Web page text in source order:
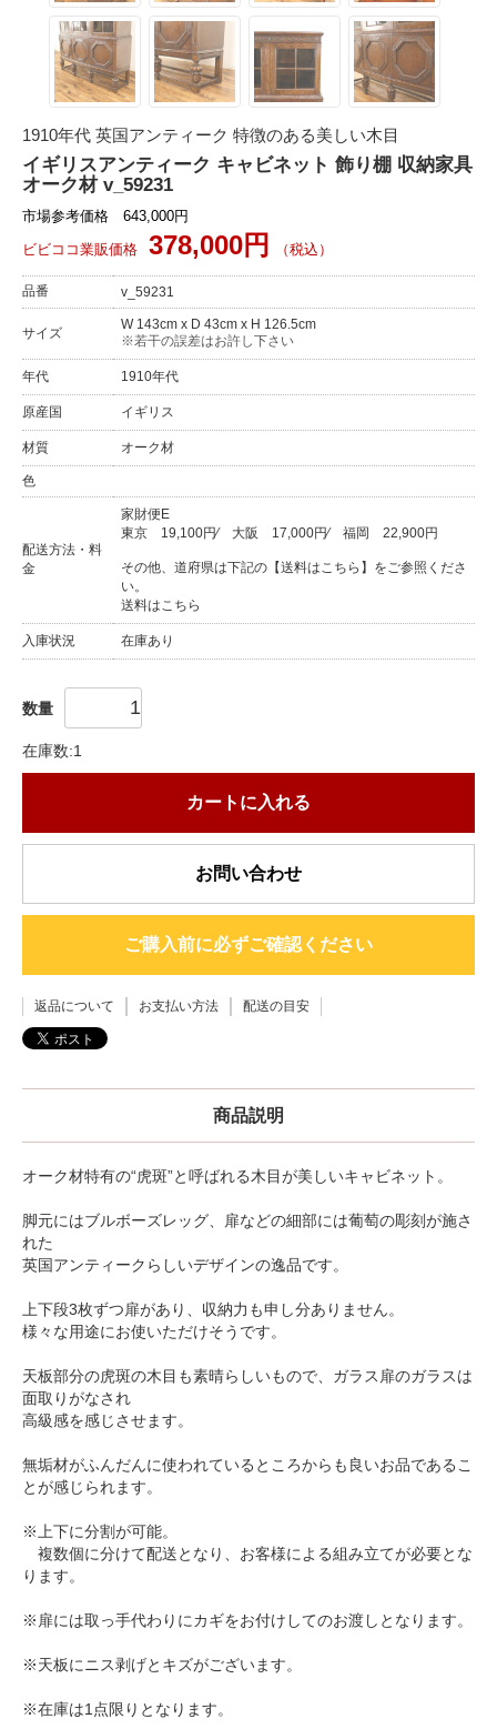
1910年代 英国アンティーク 特徴のある美しい木目
イギリスアンティーク キャビネット 飾り棚 収納家具
オーク材 v_59231
市場参考価格 643,000円
ビビココ業販価格
378,000円 （税込）
品番 v_59231
サイズ
W 143cm x D 43cm x H 126.5cm
※若干の誤差はお許し下さい
年代 1910年代
原産国 イギリス
材質 オーク材
色
配送方法・料
金
家財便E
東京
19,100円⁄ 大阪 17,000円⁄ 福岡 22,900円
その他、道府県は下記の【送料はこちら】をご参照くださ
い。
送料はこちら
入庫状況 在庫あり
数量
在庫数:1
カートに入れる
お問い合わせ
ご購入前に必ずご確認ください
返品について お支払い方法 配送の目安
商品説明
オーク材特有の“虎斑”と呼ばれる木目が美しいキャビネット。
脚元にはブルボーズレッグ、扉などの細部には葡萄の彫刻が施さ
れた
英国アンティークらしいデザインの逸品です。
上下段3枚ずつ扉があり、収納力も申し分ありません。
様々な用途にお使いただけそうです。
天板部分の虎斑の木目も素晴らしいもので、ガラス扉のガラスは
面取りがなされ
高級感を感じさせます。
無垢材がふんだんに使われているところからも良いお品であるこ
とが感じられます。
※上下に分割が可能。
複数個に分けて配送となり、お客様による組み立てが必要とな
ります。
※扉には取っ手代わりにカギをお付けしてのお渡しとなります。
※天板にニス剥げとキズがございます。
※在庫は1点限りとなります。